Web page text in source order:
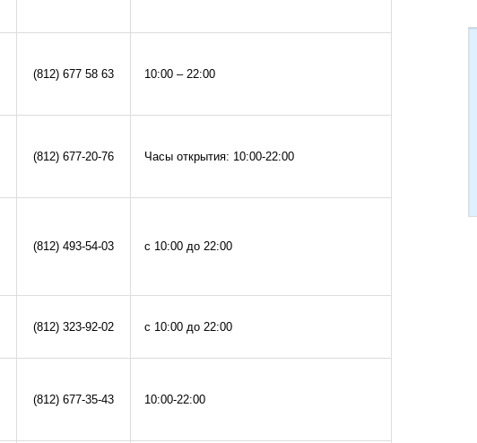
(812) 677 58 63 10:00 – 22:00
(812) 677-20-76 Часы открытия: 10:00-22:00
(812) 493-54-03 с 10:00 до 22:00
(812) 323-92-02 с 10:00 до 22:00
(812) 677-35-43 10:00-22:00